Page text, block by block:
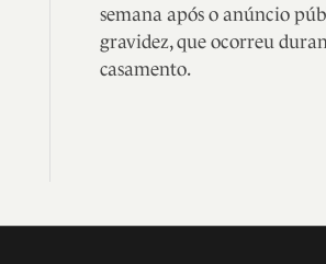
semana após o anúncio
gravidez, que ocorreu
casamento.